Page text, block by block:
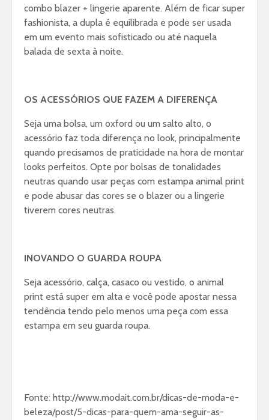
combo blazer + lingerie aparente. Além de ficar super
fashionista, a dupla é equilibrada e pode ser usada
em um evento mais sofisticado ou até naquela
balada de sexta à noite.
OS ACESSÓRIOS QUE FAZEM A DIFERENÇA
Seja uma bolsa, um oxford ou um salto alto, o
acessório faz toda diferença no look, principalmente
quando precisamos de praticidade na hora de montar
looks perfeitos. Opte por bolsas de tonalidades
neutras quando usar peças com estampa animal print
e pode abusar das cores se o blazer ou a lingerie
tiverem cores neutras.
INOVANDO O GUARDA ROUPA
Seja acessório, calça, casaco ou vestido, o animal
print está super em alta e você pode apostar nessa
tendência tendo pelo menos uma peça com essa
estampa em seu guarda roupa.
Fonte: http://www.modait.com.br/dicas-de-moda-e-
beleza/post/5-dicas-para-quem-ama-seguir-as-